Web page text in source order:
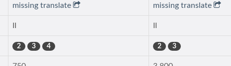
missing translate missing translate
2 3 4 2 3